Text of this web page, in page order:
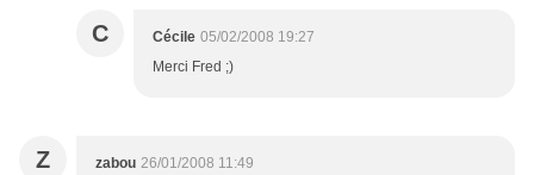
C Cécile 05/02/2008 19:27
Merci Fred ;)
Z zabou 26/01/2008 11:49